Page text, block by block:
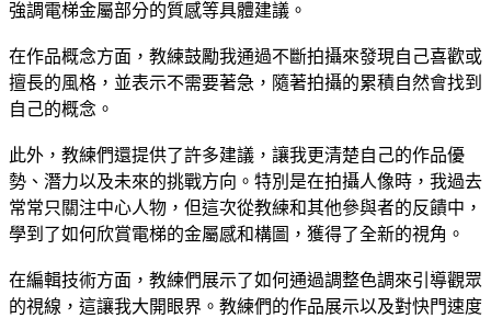
強調電梯金屬部分的質感等具體建議。
在作品概念方面，教練鼓勵我通過不斷拍攝來發現自己喜歡或
擅長的風格，並表示不需要著急，隨著拍攝的累積自然會找到
自己的概念。
此外，教練們還提供了許多建議，讓我更清楚自己的作品優
勢、潛力以及未來的挑戰方向。特別是在拍攝人像時，我過去
常常只關注中心人物，但這次從教練和其他參與者的反饋中，
學到了如何欣賞電梯的金屬感和構圖，獲得了全新的視角。
在編輯技術方面，教練們展示了如何通過調整色調來引導觀眾
的視線，這讓我大開眼界。教練們的作品展示以及對快門速度